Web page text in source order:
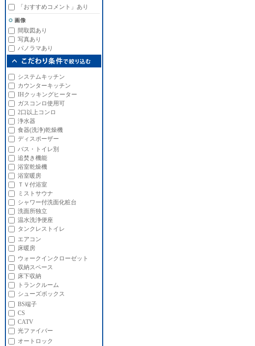
「おすすめコメント」あり
間取図あり
写真あり
パノラマあり
システムキッチン
カウンターキッチン
IHクッキングヒーター
ガスコンロ使用可
2口以上コンロ
浄水器
食器(洗浄)乾燥機
ディスポーザー
バス・トイレ別
追焚き機能
浴室乾燥機
浴室暖房
ＴＶ付浴室
ミストサウナ
シャワー付洗面化粧台
洗面所独立
温水洗浄便座
タンクレストイレ
エアコン
床暖房
ウォークインクローゼット
収納スペース
床下収納
トランクルーム
シューズボックス
BS端子
CS
CATV
光ファイバー
オートロック